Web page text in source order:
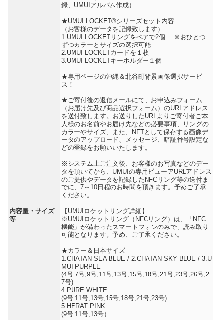
内容量・サイズ
等
録、UMUIアルバム作成）
★UMUI LOCKET®シリーズセット内容
（お客様のデータを記録致します）
1.UMUI LOCKETリングをペアで2個 ※おひとつ
ずつカラーとサイズの選択可能
2.UMUI LOCKETカードを１枚
3.UMUI LOCKETキーホルダー１個
★専用ページの沖縄＆北谷町背景画像選択サービ
ス！
★ご寄付後の返信メールにて、お申込みフォーム
（お届け先及び商品選択フォーム）のURLアドレス
を送付致します。お送りしたURLよりご寄付者ご本
人様のお名前やお届け先などの必要事項、リングの
カラーやサイズ、また、NFTとして保存する画像デ
ータのアップロード、メッセージ、暗証番号設定な
どの登録をお願いいたします。
※システム上ご注文後、お客様のお写真などのデー
タを頂いてから、UMUIの専用ビューアURLアドレス
のご提供やデータを記録したNFCリング等の送付ま
でに、7～10日程のお時間を頂きます。予めご了承
ください。
【UMUIロケットリング詳細】
※UMUIロケットリング（NFCリング）は、「NFC
機能」が備わったスマートフォンのみで、読み取り
可能となります。予め、ご了承ください。
★カラー＆日本サイズ
1.CHATAN SEA BLUE / 2.CHATAN SKY BLUE / 3.U
MUI PURPLE
(4号,7号,9号,11号,13号,15号,18号,21号,23号,26号,2
7号)
4.PURE WHITE
(9号,11号,13号,15号,18号,21号,23号)
5.HERAT PINK
(9号,11号,13号）